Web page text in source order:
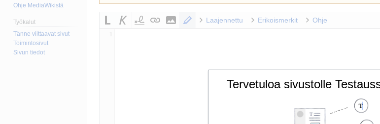
Laajennettu Erikoismerkit Ohje
1
Ohje MediaWikistä
Työkalut
Tänne viittaavat sivut
Toimintosivut
Sivun tiedot
Tervetuloa sivustolle